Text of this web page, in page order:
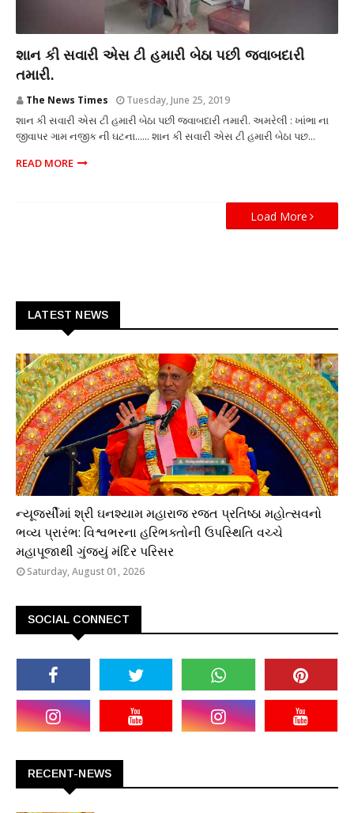
શાન કી સવારી એસ ટી હમારી બેઠા પછી જવાબદારી
તમારી.
The News Times Tuesday, June 25, 2019
શાન કી સવારી એસ ટી હમારી બેઠા પછી જવાબદારી તમારી. અમરેલી : ખાંભા ના
જીવાપર ગામ નજીક ની ઘટના...... શાન કી સવારી એસ ટી હમારી બેઠા પછ...
READ MORE
Load More
LATEST NEWS
ન્યૂજર્સીમાં શ્રી ઘનશ્યામ મહારાજ રજત પ્રતિષ્ઠા મહોત્સવનો
ભવ્ય પ્રારંભ: વિશ્વભરના હરિભક્તોની ઉપસ્થિતિ વચ્ચે
મહાપૂજાથી ગુંજ્યું મંદિર પરિસર
Saturday, August 01, 2026
SOCIAL CONNECT
RECENT-NEWS